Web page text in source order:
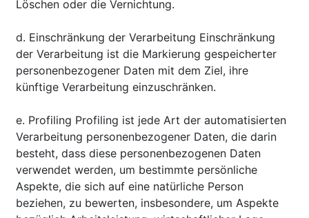
Löschen oder die Vernichtung.
d. Einschränkung der Verarbeitung Einschränkung
der Verarbeitung ist die Markierung gespeicherter
personenbezogener Daten mit dem Ziel, ihre
künftige Verarbeitung einzuschränken.
e. Profiling Profiling ist jede Art der automatisierten
Verarbeitung personenbezogener Daten, die darin
besteht, dass diese personenbezogenen Daten
verwendet werden, um bestimmte persönliche
Aspekte, die sich auf eine natürliche Person
beziehen, zu bewerten, insbesondere, um Aspekte